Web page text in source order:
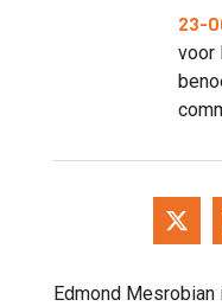
23-
voor
Edmond